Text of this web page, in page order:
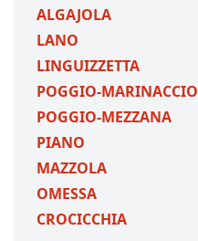
ALGAJOLA
LANO
LINGUIZZETTA
POGGIO-MARINACCIO
POGGIO-MEZZANA
PIANO
MAZZOLA
OMESSA
CROCICCHIA